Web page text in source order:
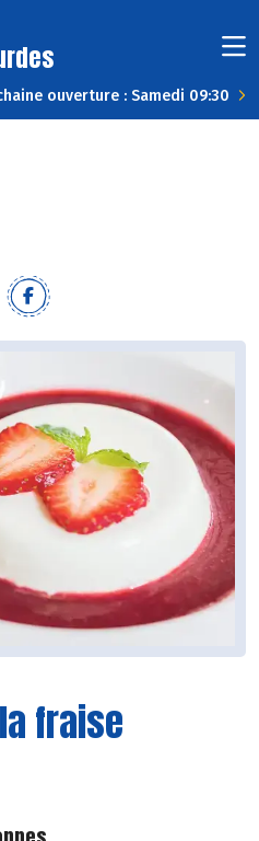
ouverture : Samedi 09:30
fraise